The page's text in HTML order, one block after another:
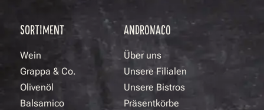
SORTIMENT
Wein
Grappa & Co.
Olivenöl
Balsamico
ANDRONACO
Über uns
Unsere Filialen
Unsere Bistros
Präsentkörbe